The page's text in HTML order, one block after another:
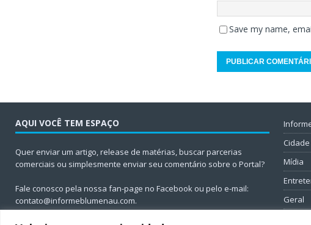
Save my name,
AQUI VOCÊ TEM ESPAÇO
Quer enviar um artigo, release de matérias, buscar parcerias
comerciais ou simplesmente enviar seu comentário sobre o Portal?
Fale conosco pela nossa fan-page no Facebook ou pelo e-mail:
contato@informeblumenau.com.
Cidade
Mídia
Geral